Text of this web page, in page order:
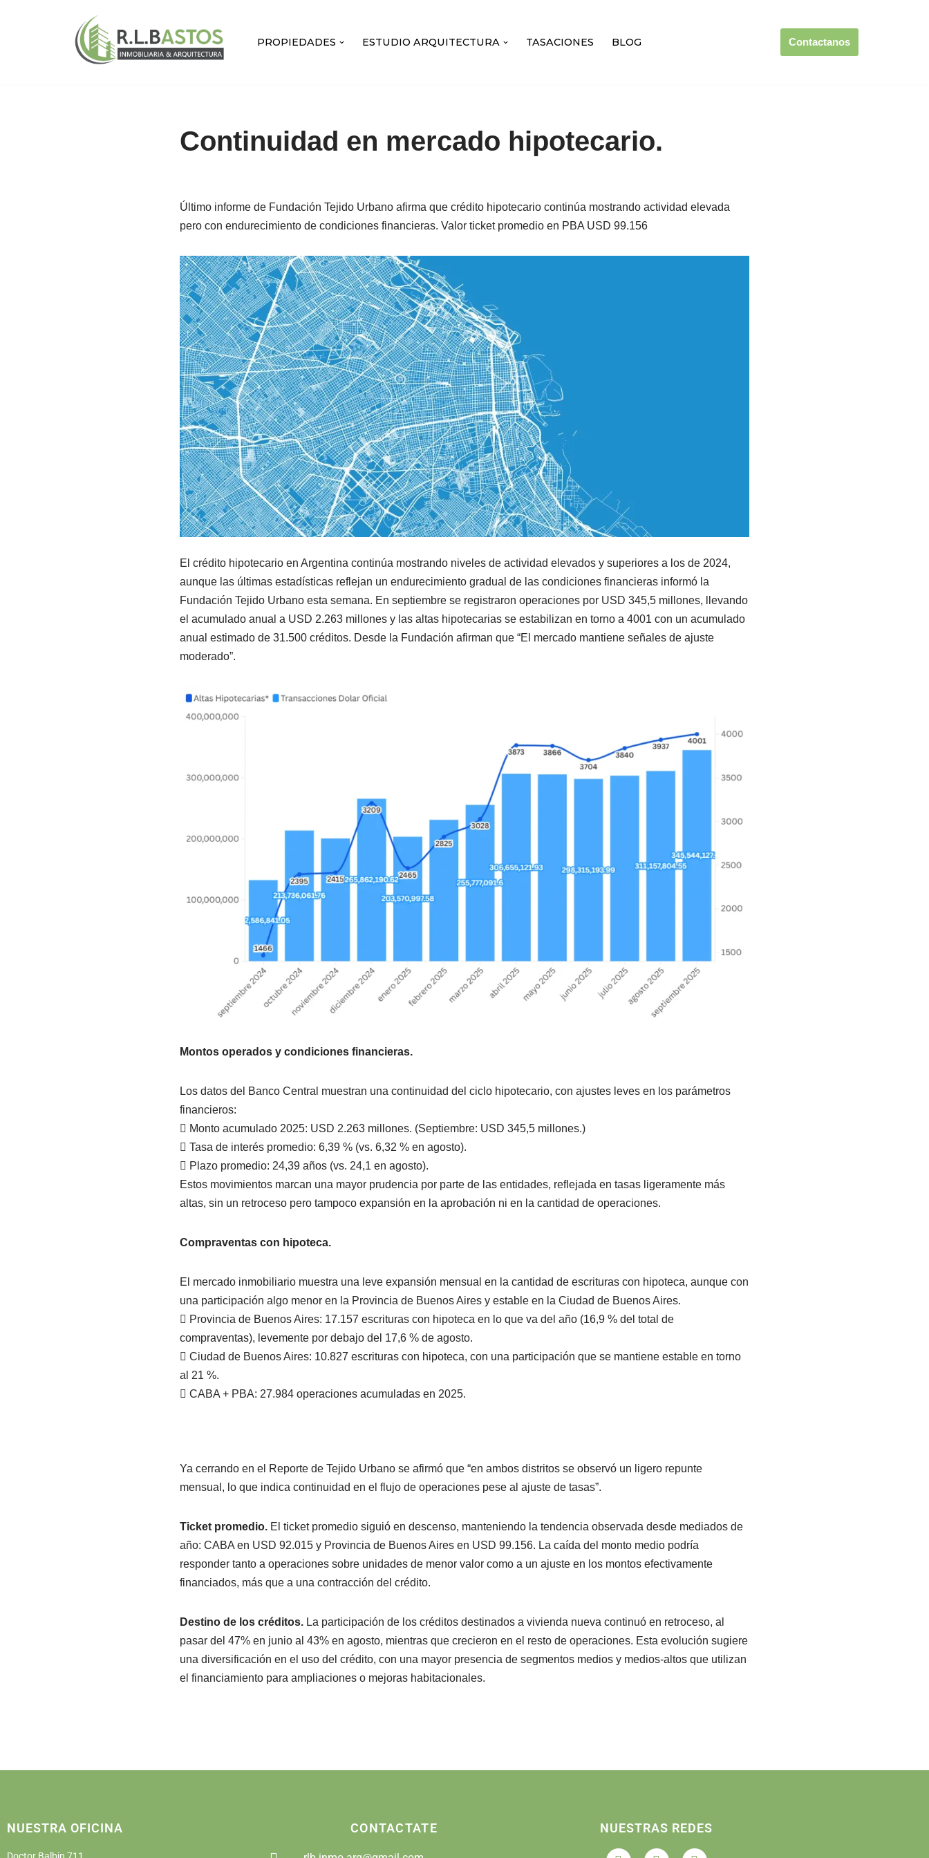
PROPIEDADES ESTUDIO ARQUITECTURA TASACIONES BLOG Contactanos
Continuidad en mercado hipotecario.
Último informe de Fundación Tejido Urbano afirma que crédito hipotecario continúa mostrando actividad elevada
pero con endurecimiento de condiciones financieras. Valor ticket promedio en PBA USD 99.156
El crédito hipotecario en Argentina continúa mostrando niveles de actividad elevados y superiores a los de 2024,
aunque las últimas estadísticas reflejan un endurecimiento gradual de las condiciones financieras informó la
Fundación Tejido Urbano esta semana. En septiembre se registraron operaciones por USD 345,5 millones, llevando
el acumulado anual a USD 2.263 millones y las altas hipotecarias se estabilizan en torno a 4001 con un acumulado
anual estimado de 31.500 créditos. Desde la Fundación afirman que “El mercado mantiene señales de ajuste
moderado”.
Montos operados y condiciones financieras.
Los datos del Banco Central muestran una continuidad del ciclo hipotecario, con ajustes leves en los parámetros
financieros:
 Monto acumulado 2025: USD 2.263 millones. (Septiembre: USD 345,5 millones.)
 Tasa de interés promedio: 6,39 % (vs. 6,32 % en agosto).
 Plazo promedio: 24,39 años (vs. 24,1 en agosto).
Estos movimientos marcan una mayor prudencia por parte de las entidades, reflejada en tasas ligeramente más
altas, sin un retroceso pero tampoco expansión en la aprobación ni en la cantidad de operaciones.
Compraventas con hipoteca.
El mercado inmobiliario muestra una leve expansión mensual en la cantidad de escrituras con hipoteca, aunque con
una participación algo menor en la Provincia de Buenos Aires y estable en la Ciudad de Buenos Aires.
 Provincia de Buenos Aires: 17.157 escrituras con hipoteca en lo que va del año (16,9 % del total de
compraventas), levemente por debajo del 17,6 % de agosto.
 Ciudad de Buenos Aires: 10.827 escrituras con hipoteca, con una participación que se mantiene estable en torno
al 21 %.
 CABA + PBA: 27.984 operaciones acumuladas en 2025.
Ya cerrando en el Reporte de Tejido Urbano se afirmó que “en ambos distritos se observó un ligero repunte
mensual, lo que indica continuidad en el flujo de operaciones pese al ajuste de tasas”.
Ticket promedio. El ticket promedio siguió en descenso, manteniendo la tendencia observada desde mediados de
año: CABA en USD 92.015 y Provincia de Buenos Aires en USD 99.156. La caída del monto medio podría
responder tanto a operaciones sobre unidades de menor valor como a un ajuste en los montos efectivamente
financiados, más que a una contracción del crédito.
Destino de los créditos. La participación de los créditos destinados a vivienda nueva continuó en retroceso, al
pasar del 47% en junio al 43% en agosto, mientras que crecieron en el resto de operaciones. Esta evolución sugiere
una diversificación en el uso del crédito, con una mayor presencia de segmentos medios y medios-altos que utilizan
el financiamiento para ampliaciones o mejoras habitacionales.
NUESTRA OFICINA CONTACTATE NUESTRAS REDES